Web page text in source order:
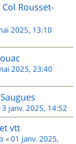
Rousset-
2025, 13:10
2025, 23:40
janv. 2025, 14:52
vtt
« 01 janv. 2025,